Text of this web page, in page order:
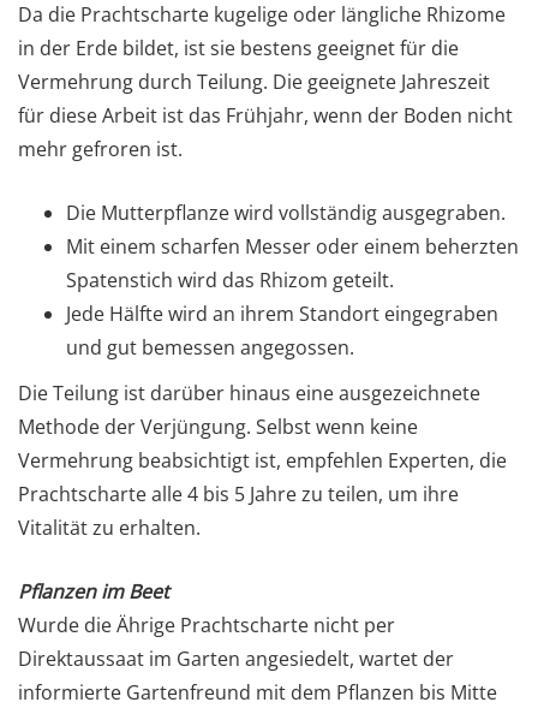
Da die Prachtscharte kugelige oder längliche Rhizome
in der Erde bildet, ist sie bestens geeignet für die
Vermehrung durch Teilung. Die geeignete Jahreszeit
für diese Arbeit ist das Frühjahr, wenn der Boden nicht
mehr gefroren ist.
Die Mutterpflanze wird vollständig ausgegraben.
Mit einem scharfen Messer oder einem beherzten
Spatenstich wird das Rhizom geteilt.
Jede Hälfte wird an ihrem Standort eingegraben
und gut bemessen angegossen.
Die Teilung ist darüber hinaus eine ausgezeichnete
Methode der Verjüngung. Selbst wenn keine
Vermehrung beabsichtigt ist, empfehlen Experten, die
Prachtscharte alle 4 bis 5 Jahre zu teilen, um ihre
Vitalität zu erhalten.
Pflanzen im Beet
Wurde die Ährige Prachtscharte nicht per
Direktaussaat im Garten angesiedelt, wartet der
informierte Gartenfreund mit dem Pflanzen bis Mitte